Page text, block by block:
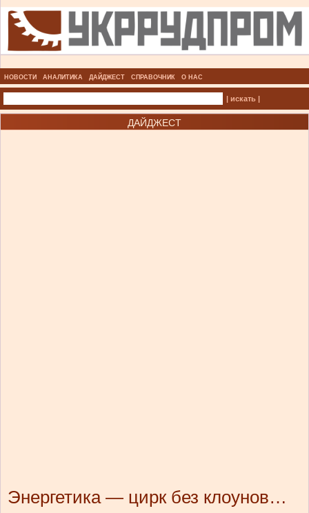
НОВОСТИ АНАЛИТИКА ДАЙДЖЕСТ СПРАВОЧНИК О НАС
| искать |
ДАЙДЖЕСТ
Энергетика — цирк без клоунов…